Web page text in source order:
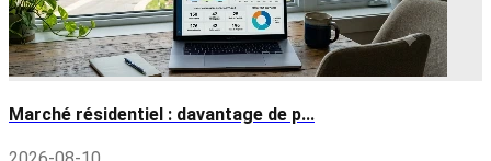
Marché résidentiel : davantage de p...